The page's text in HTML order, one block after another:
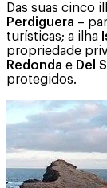
Das suas cinco
Perdiguera –
turísticas; a ilha
propriedade
Redonda e Del
protegidos.